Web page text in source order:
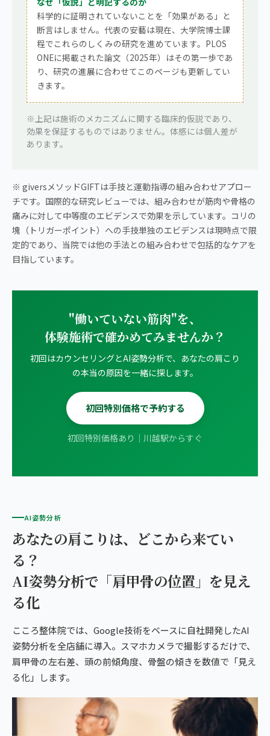
科学的に証明されていないことを「効果がある」と
断言はしません。代表の安藝は現在、大学院博士課
程でこれらのしくみの研究を進めています。PLOS
ONEに掲載された論文（2025年）はその第一歩であ
り、研究の進展に合わせてこのページも更新してい
きます。
※上記は施術のメカニズムに関する臨床的仮説であり、
効果を保証するものではありません。体感には個人差が
あります。
※ giversメソッドGIFTは手技と運動指導の組み合わせアプロー
チです。国際的な研究レビューでは、組み合わせが筋肉や骨格の
痛みに対して中等度のエビデンスで効果を示しています。コリの
塊（トリガーポイント）への手技単独のエビデンスは現時点で限
定的であり、当院では他の手法との組み合わせで包括的なケアを
目指しています。
"働いていない筋肉"を、
体験施術で確かめてみませんか？
初回はカウンセリングとAI姿勢分析で、あなたの肩こり
の本当の原因を一緒に探します。
初回特別価格で予約する
初回特別価格あり｜川越駅からすぐ
AI姿勢分析
あなたの肩こりは、どこから来てい
る？
AI姿勢分析で「肩甲骨の位置」を見え
る化
こころ整体院では、Google技術をベースに自社開発したAI
姿勢分析を全店舗に導入。スマホカメラで撮影するだけで、
肩甲骨の左右差、頭の前傾角度、骨盤の傾きを数値で「見え
る化」します。